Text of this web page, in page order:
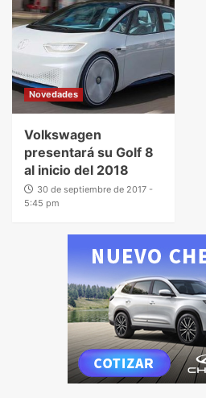
Novedades
Volkswagen
presentará su Golf 8
al inicio del 2018
30 de septiembre de 2017 -
5:45 pm